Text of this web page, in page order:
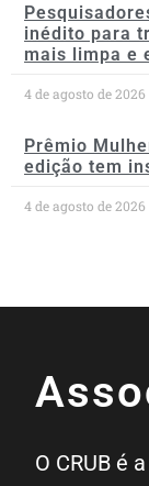
inédito para
mais limpa e
4 de agosto de 2026
Prêmio
edição tem
4 de agosto de 2026
O CRUB é